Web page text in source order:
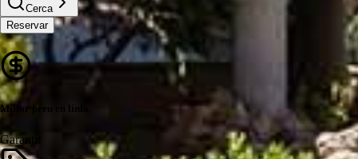
Cerca
Reservar
Millor preu en línia
Garantit